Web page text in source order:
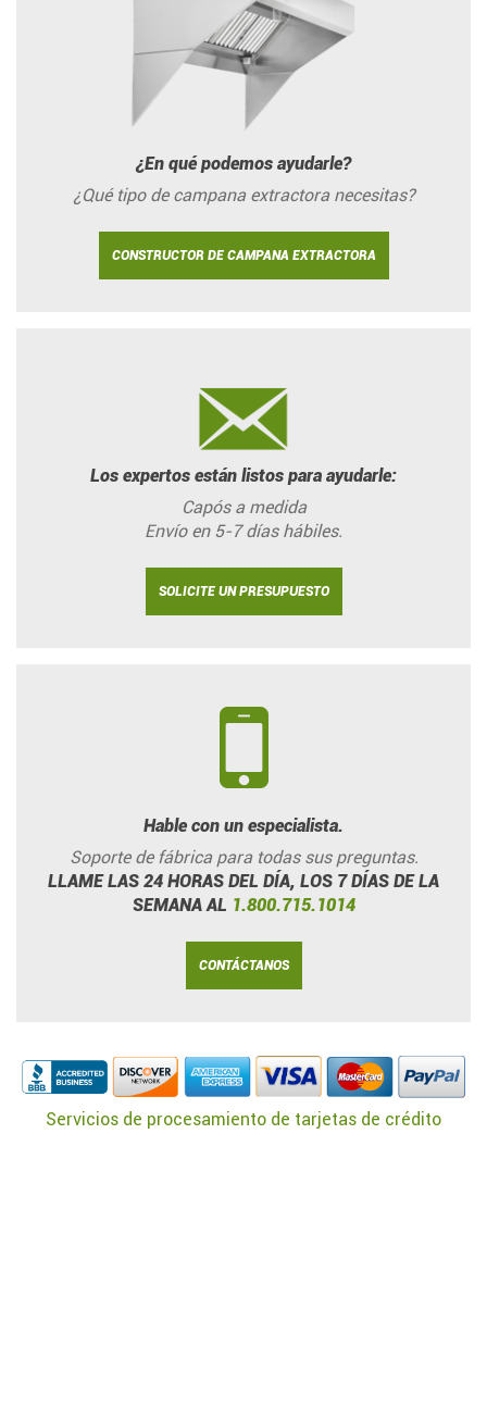
¿En qué podemos ayudarle?
¿Qué tipo de campana extractora necesitas?
CONSTRUCTOR DE CAMPANA EXTRACTORA
Los expertos están listos para ayudarle:
Capós a medida
Envío en 5-7 días hábiles.
SOLICITE UN PRESUPUESTO
Hable con un especialista.
Soporte de fábrica para todas sus preguntas.
LLAME LAS 24 HORAS DEL DÍA, LOS 7 DÍAS DE LA
SEMANA AL 1.800.715.1014
CONTÁCTANOS
Servicios de procesamiento de tarjetas de crédito